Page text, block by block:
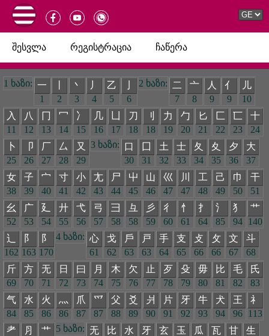
შესვლა რეგისტრაცია ჩაწერა
1 ხაზი: 一
1
2
丶
3
丿
4
乙
5
6
2 ხაზი:
二
7
亠
8
人
9
亻
9
儿
10
入
11
八
12
冂
13
冖
14
冫
15
几
16
17
刀
18
刂
18
力
19
勹
20
匕
21
匚
22
匸
23
十
24
卜
25
卩
26
厂
27
厶
28
又
29
3 ხაზი: 口
30
囗
31
土
32
士
33
夂
34
夊
35
夕
36
大
37
女
38
子
39
宀
40
寸
41
小
42
尢
43
尸
44
屮
45
山
46
巛
47
川
47
工
48
己
49
巾
50
干
51
幺
52
广
53
廴
54
廾
55
弋
56
弓
57
彐
58
彑
58
彡
59
彳
60
忄
61
扌
64
氵
85
犭
94
艹
140
辶
162
阝
163
阝
170
4 ხაზი: 心
61
戈
62
戶
63
戸
63
手
64
支
65
攴
66
攵
66
文
67
斗
68
斤
69
方
70
无
71
日
72
曰
73
月
74
木
75
欠
76
止
77
歹
78
殳
79
毋
80
比
81
毛
82
氏
83
气
84
水
85
火
86
灬
86
爪
87
爫
87
父
88
爻
89
爿
90
片
91
牙
92
牛
93
犬
94
王
96
礻
113
耂
⺼
艹 5 ხაზი: 无
比
水
牙
玄
玉
瓜
瓦
甘
生